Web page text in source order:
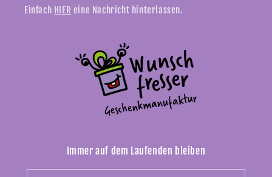
Einfach HIER eine Nachricht hinterlassen.
Immer auf dem Laufenden bleiben